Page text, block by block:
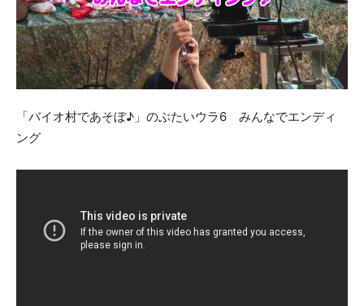
「バイオ村であそぼ♪」のぶたいウラ6 みんなでエンディ
ング